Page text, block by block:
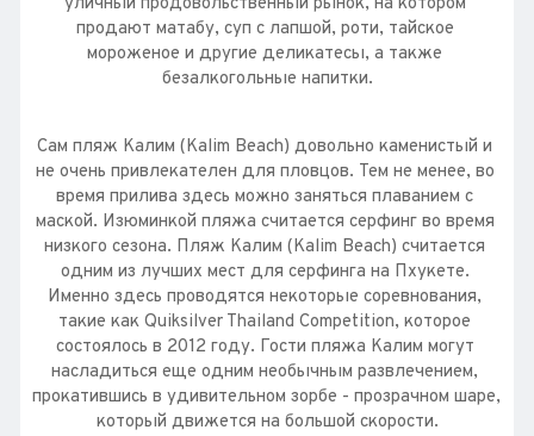
уличный продовольственный рынок, на котором
продают матабу, суп с лапшой, роти, тайское
мороженое и другие деликатесы, а также
безалкогольные напитки.
Сам пляж Калим (Kalim Beach) довольно каменистый и
не очень привлекателен для пловцов. Тем не менее, во
время прилива здесь можно заняться плаванием с
маской. Изюминкой пляжа считается серфинг во время
низкого сезона. Пляж Калим (Kalim Beach) считается
одним из лучших мест для серфинга на Пхукете.
Именно здесь проводятся некоторые соревнования,
такие как Quiksilver Thailand Competition, которое
состоялось в 2012 году. Гости пляжа Калим могут
насладиться еще одним необычным развлечением,
прокатившись в удивительном зорбе - прозрачном шаре,
который движется на большой скорости.